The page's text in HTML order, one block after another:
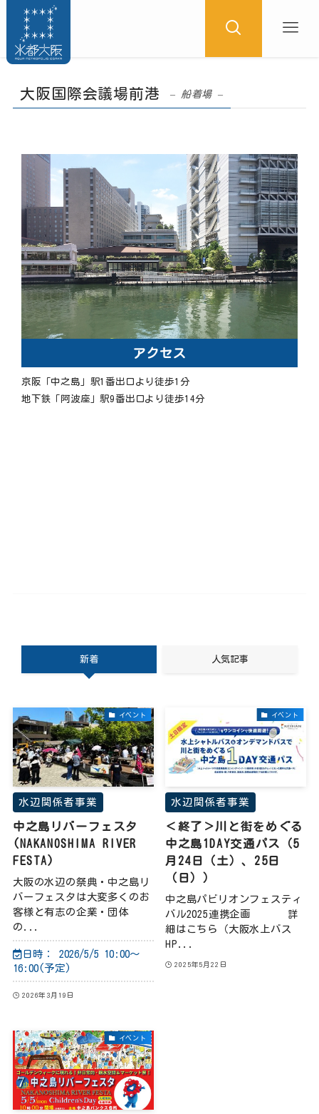
大阪国際会議場前港 – 船着場 –
アクセス
京阪「中之島」駅1番出口より徒歩1分
地下鉄「阿波座」駅9番出口より徒歩14分
新着 人気記事
イベント
水辺関係者事業
中之島リバーフェスタ
(NAKANOSHIMA RIVER
FESTA)
大阪の水辺の祭典・中之島リ
バーフェスタは大変多くのお
客様と有志の企業・団体
の...
日時： 2026/5/5 10:00～
16:00(予定)
2026年3月19日
イベント
水辺関係者事業
＜終了＞川と街をめぐる
中之島1DAY交通パス（5
月24日（土）、25日
（日））
中之島パビリオンフェスティ
バル2025連携企画 詳
細はこちら（大阪水上バス
HP...
2025年5月22日
イベント